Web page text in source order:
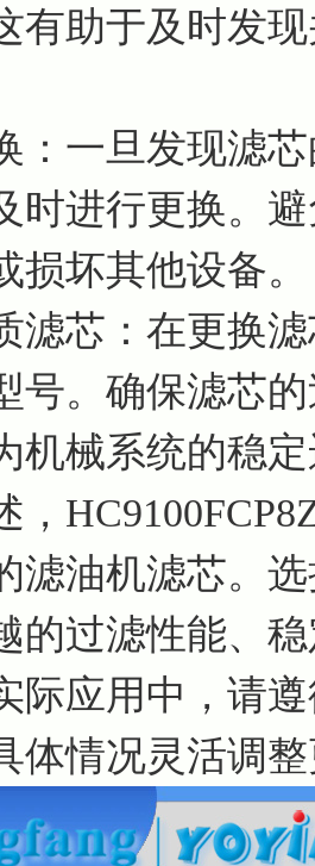
有助于及时发
：一旦发现滤
时进行更换。
损坏其他设备。
滤芯：在更换
号。确保滤芯
机械系统的稳
，
滤油机滤芯。
的过滤性能、
际应用中，请
体情况灵活调